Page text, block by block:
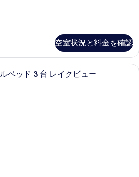
空室状況と料金を確認
トリプルルーム シングルベッド 3
ベッド 3 台 レイクビュー